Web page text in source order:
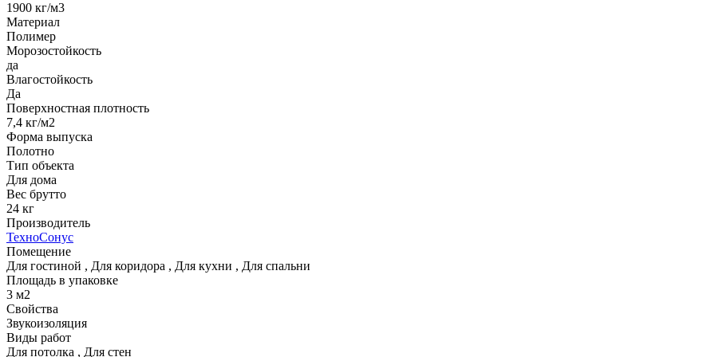
1900 кг/м3
Материал
Полимер
Морозостойкость
да
Влагостойкость
Да
Поверхностная плотность
7,4 кг/м2
Форма выпуска
Полотно
Тип объекта
Для дома
Вес брутто
24 кг
Производитель
ТехноСонус
Помещение
Для гостиной , Для коридора , Для кухни , Для спальни
Площадь в упаковке
3 м2
Свойства
Звукоизоляция
Виды работ
Для потолка , Для стен